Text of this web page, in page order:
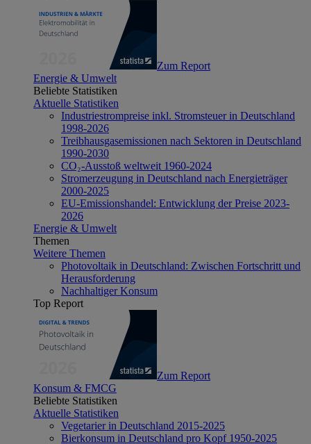
Zum Report
Energie & Umwelt
Beliebte Statistiken
Aktuelle Statistiken
Industriestrompreise inkl. Stromsteuer in Deutschland
1998-2026
Treibhausgasemissionen nach Sektoren in Deutschland
1990-2030
CO₂-Ausstoß weltweit 1960-2024
Stromerzeugung in Deutschland nach Energieträger
2000-2025
EU-Emissionshandel: Entwicklung der Preise 2023-
2026
Energie & Umwelt
Themen
Weitere Themen
Photovoltaik in Deutschland: Zwischen Fortschritt und
Herausforderung
Nachhaltiger Konsum
Top Report
Zum Report
Konsum & FMCG
Beliebte Statistiken
Aktuelle Statistiken
Vegetarier in Deutschland 2015-2025
Bierkonsum in Deutschland pro Kopf 1950-2025